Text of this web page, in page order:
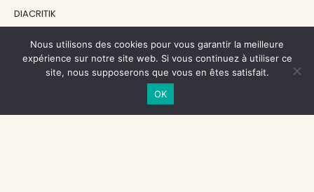
DIACRITIK
NOS SOUTIENS
CENTRE NATIONAL DU LIVRE
Nous utilisons des cookies pour vous garantir la meilleure
expérience sur notre site web. Si vous continuez à utiliser ce
site, nous supposerons que vous en êtes satisfait.
OK